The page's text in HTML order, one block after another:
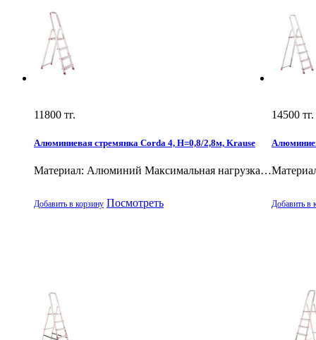
11800 тг.
Алюминиевая стремянка Corda 4, H=0,8/2,8м, Krause
Материал: Алюминий Максимальная нагрузка…
Добавить в корзину Посмотреть
14500 тг.
Добавить в